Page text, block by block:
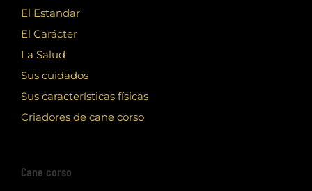
El Estandar
El Carácter
La Salud
Sus cuidados
Sus características físicas
Criadores de cane corso
Cane corso